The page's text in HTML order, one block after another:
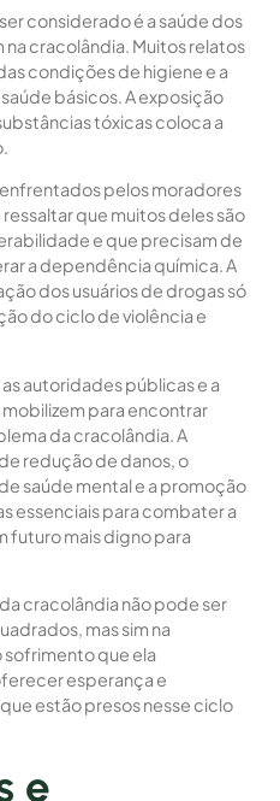
considerado é a saúde dos
na cracolândia. Muitos relatos
condições de higiene e a
básicos. A exposição
tóxicas coloca a
pelos moradores
que muitos deles são
e que precisam de
a dependência química. A
dos usuários de drogas só
do ciclo de violência e
autoridades públicas e a
para encontrar
da cracolândia. A
redução de danos, o
saúde mental e a promoção
essenciais para combater a
futuro mais digno para
cracolândia não pode ser
mas sim na
sofrimento que ela
esperança e
estão presos nesse ciclo
e